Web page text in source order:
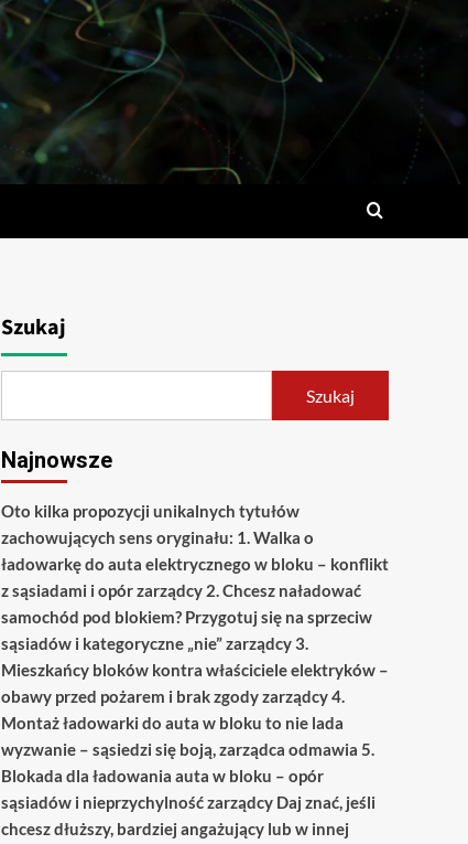
Szukaj
Szukaj
Najnowsze
Oto kilka propozycji unikalnych tytułów
zachowujących sens oryginału: 1. Walka o
ładowarkę do auta elektrycznego w bloku – konflikt
z sąsiadami i opór zarządcy 2. Chcesz naładować
samochód pod blokiem? Przygotuj się na sprzeciw
sąsiadów i kategoryczne „nie” zarządcy 3.
Mieszkańcy bloków kontra właściciele elektryków –
obawy przed pożarem i brak zgody zarządcy 4.
Montaż ładowarki do auta w bloku to nie lada
wyzwanie – sąsiedzi się boją, zarządca odmawia 5.
Blokada dla ładowania auta w bloku – opór
sąsiadów i nieprzychylność zarządcy Daj znać, jeśli
chcesz dłuższy, bardziej angażujący lub w innej